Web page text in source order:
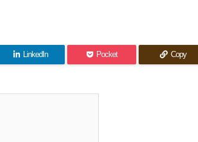
LinkedIn Pocket Copy